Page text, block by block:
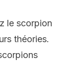
le scorpion
théories.